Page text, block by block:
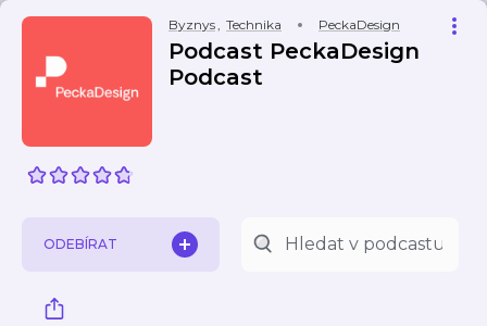
Byznys, Technika PeckaDesign
Podcast PeckaDesign
Podcast
ODEBÍRAT